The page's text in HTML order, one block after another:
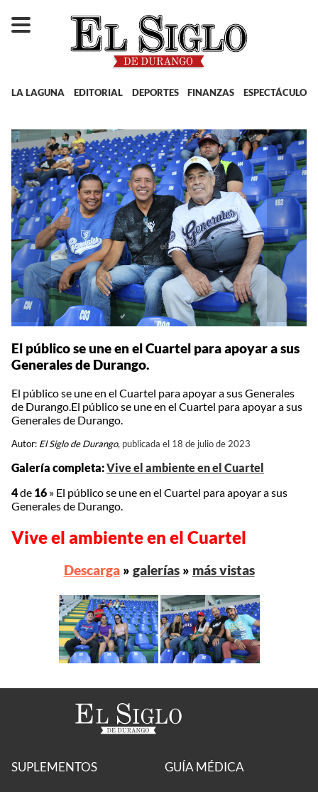
LA LAGUNA EDITORIAL DEPORTES FINANZAS ESPECTÁCULOS
El público se une en el Cuartel para apoyar a sus
Generales de Durango.
El público se une en el Cuartel para apoyar a sus Generales
de Durango.El público se une en el Cuartel para apoyar a sus
Generales de Durango.
Autor: El Siglo de Durango, publicada el 18 de julio de 2023
Galería completa:Vive el ambiente en el Cuartel
4de 16 » El público se une en el Cuartel para apoyar a sus
Generales de Durango.
Vive el ambiente en el Cuartel
Descarga» galerías» más vistas
SUPLEMENTOS GUÍA MÉDICA